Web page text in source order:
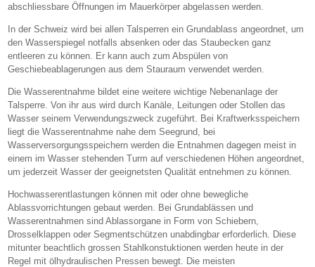
abschliessbare Öffnungen im Mauerkörper abgelassen werden.
In der Schweiz wird bei allen Talsperren ein Grundablass angeordnet, um
den Wasserspiegel notfalls absenken oder das Staubecken ganz
entleeren zu können. Er kann auch zum Abspülen von
Geschiebeablagerungen aus dem Stauraum verwendet werden.
Die Wasserentnahme bildet eine weitere wichtige Nebenanlage der
Talsperre. Von ihr aus wird durch Kanäle, Leitungen oder Stollen das
Wasser seinem Verwendungszweck zugeführt. Bei Kraftwerksspeichern
liegt die Wasserentnahme nahe dem Seegrund, bei
Wasserversorgungsspeichern werden die Entnahmen dagegen meist in
einem im Wasser stehenden Turm auf verschiedenen Höhen angeordnet,
um jederzeit Wasser der geeignetsten Qualität entnehmen zu können.
Hochwasserentlastungen können mit oder ohne bewegliche
Ablassvorrichtungen gebaut werden. Bei Grundablässen und
Wasserentnahmen sind Ablassorgane in Form von Schiebern,
Drosselklappen oder Segmentschützen unabdingbar erforderlich. Diese
mitunter beachtlich grossen Stahlkonstuktionen werden heute in der
Regel mit ölhydraulischen Pressen bewegt. Die meisten